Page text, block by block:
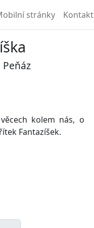
stránky Kontakt
kolem nás, o
Fantazíšek.